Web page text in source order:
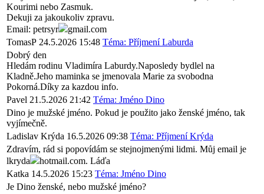
Kourimi nebo Zasmuk.
Dekuji za jakoukoliv zpravu.
Email: petrsyr
gmail.com
TomasP 24.5.2026 15:48 Téma: Příjmení Laburda
Dobrý den
Hledám rodinu Vladimíra Laburdy.Naposledy bydlel na
Kladně.Jeho maminka se jmenovala Marie za svobodna
Pokorná.Díky za kazdou info.
Pavel 21.5.2026 21:42 Téma: Jméno Dino
Dino je mužské jméno. Pokud je použito jako ženské jméno, tak
vyjímečně.
Ladislav Krýda 16.5.2026 09:38 Téma: Příjmení Krýda
Zdravím, rád si popovídám se stejnojmenými lidmi. Můj email je
lkryda
hotmail.com. Láďa
Katka 14.5.2026 15:23 Téma: Jméno Dino
Je Dino ženské, nebo mužské jméno?